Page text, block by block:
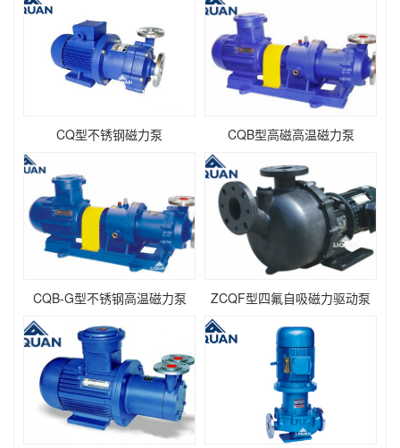
CQ型不锈钢磁力泵 CQB型高磁高温磁力泵
CQB-G型不锈钢高温磁力泵 ZCQF型四氟自吸磁力驱动泵